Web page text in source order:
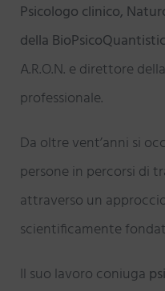
Psicologo clinico,
della
A.R.O.N. e direttore
professionale.
Da oltre vent’anni si
persone in percorsi di
attraverso un
scientificamente
Il suo lavoro coniuga